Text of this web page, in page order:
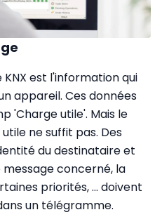
est l'information qui
appareil. Ces données
'Charge utile'. Mais le
ne suffit pas. Des
du destinataire et
concerné, la
priorités, ... doivent
un télégramme.